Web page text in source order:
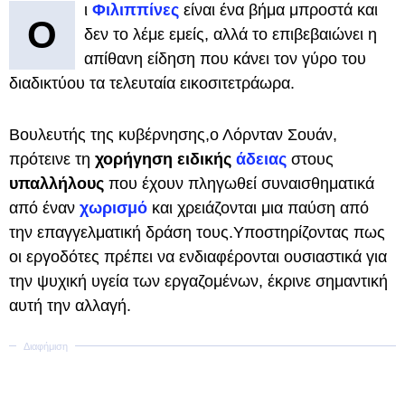
Ο
ι Φιλιππίνες είναι ένα βήμα μπροστά και
δεν το λέμε εμείς, αλλά το επιβεβαιώνει η
απίθανη είδηση που κάνει τον γύρο του
διαδικτύου τα τελευταία εικοσιτετράωρα.
Βουλευτής της κυβέρνησης,ο Λόρνταν Σουάν,
πρότεινε τη χορήγηση ειδικής άδειας στους
υπαλλήλους που έχουν πληγωθεί συναισθηματικά
από έναν χωρισμό και χρειάζονται μια παύση από
την επαγγελματική δράση τους.Υποστηρίζοντας πως
οι εργοδότες πρέπει να ενδιαφέρονται ουσιαστικά για
την ψυχική υγεία των εργαζομένων, έκρινε σημαντική
αυτή την αλλαγή.